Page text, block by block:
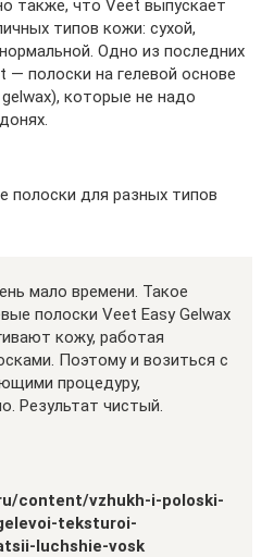
также, что Veet выпускает
типов кожи: сухой,
Одно из последних
— полоски на гелевой основе
которые не надо
полоски для разных типов
мало времени. Такое
полоски Veet Easy Gelwax
кожу, работая
Поэтому и возиться с
процедуру,
Результат чистый.
content/vzhukh-i-poloski-
teksturoi-
luchshie-vosk